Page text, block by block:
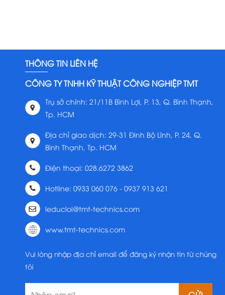
THÔNG TIN LIÊN HỆ
CÔNG TY TNHH KỸ THUẬT CÔNG NGHIỆP TMT
Trụ sở chính: 21/11B Bình Lợi, P. 13, Q. Bình Thạnh,
Tp. HCM
Địa chỉ giao dịch: 29-31 Đinh Bộ Lĩnh, P. 24, Q.
Bình Thạnh, Tp. HCM
Điện thoại: 028.6272 3862
Hotline: 0933 060 076 - 0937 913 621
leducloi@tmt-technics.com
www.tmt-technics.com
Vui lòng nhập địa chỉ email để đăng ký nhận tin từ chúng
tôi